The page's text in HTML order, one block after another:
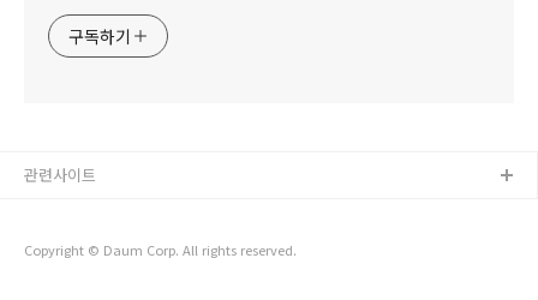
구독하기
Copyright © Daum Corp. All rights reserved.
관련사이트